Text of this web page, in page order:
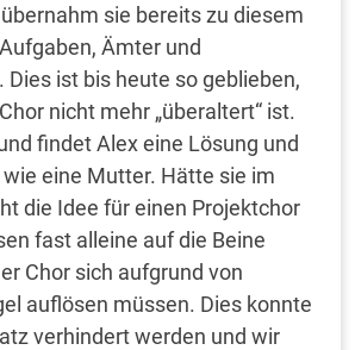
sie bereits zu diesem
Ämter und
Dies ist bis heute so geblieben,
nicht mehr „überaltert“ ist.
findet Alex eine Lösung und
eine Mutter. Hätte sie im
die Idee für einen Projektchor
fast alleine auf die Beine
Chor sich aufgrund von
auflösen müssen. Dies konnte
verhindert werden und wir